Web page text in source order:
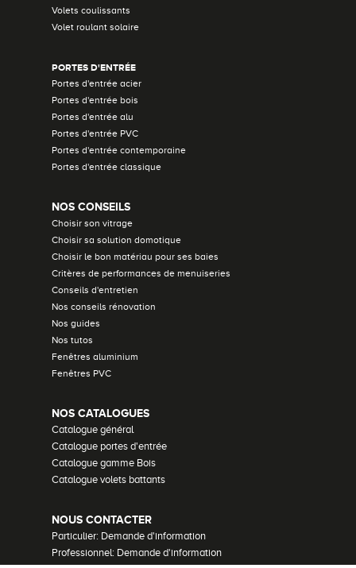
Volets coulissants
Volet roulant solaire
PORTES D'ENTRÉE
Portes d'entrée acier
Portes d'entrée bois
Portes d'entrée alu
Portes d'entrée PVC
Portes d'entrée contemporaine
Portes d'entrée classique
NOS CONSEILS
Choisir son vitrage
Choisir sa solution domotique
Choisir le bon matériau pour ses baies
Critères de performances de menuiseries
Conseils d'entretien
Nos conseils rénovation
Nos guides
Nos tutos
Fenêtres aluminium
Fenêtres PVC
NOS CATALOGUES
Catalogue général
Catalogue portes d'entrée
Catalogue gamme Bois
Catalogue volets battants
NOUS CONTACTER
Particulier: Demande d'information
Professionnel: Demande d'information